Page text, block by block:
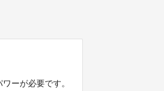
ーが必要です。